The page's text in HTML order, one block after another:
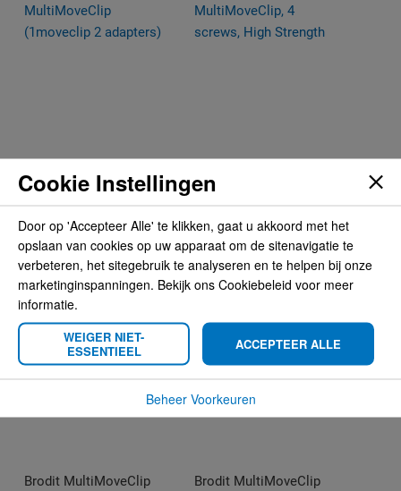
Brodit MultiMoveClip
(1moveclip 2 adapters)
€ 8,95
Brodit MultiMoveClip, 4
screws, High Strength
€ 15,95
Brodit MultiMoveClip
Brodit MultiMoveClip
Cookie Instellingen
Door op 'Accepteer Alle' te klikken, gaat u akkoord met het
opslaan van cookies op uw apparaat om de sitenavigatie te
verbeteren, het sitegebruik te analyseren en te helpen bij onze
marketinginspanningen. Bekijk ons Cookiebeleid voor meer
informatie.
WEIGER NIET-
ESSENTIEEL
ACCEPTEER ALLE
Beheer Voorkeuren